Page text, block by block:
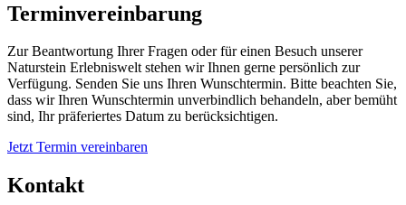
Terminvereinbarung
Zur Beantwortung Ihrer Fragen oder für einen Besuch unserer
Naturstein Erlebniswelt stehen wir Ihnen gerne persönlich zur
Verfügung. Senden Sie uns Ihren Wunschtermin. Bitte beachten Sie,
dass wir Ihren Wunschtermin unverbindlich behandeln, aber bemüht
sind, Ihr präferiertes Datum zu berücksichtigen.
Jetzt Termin vereinbaren
Kontakt